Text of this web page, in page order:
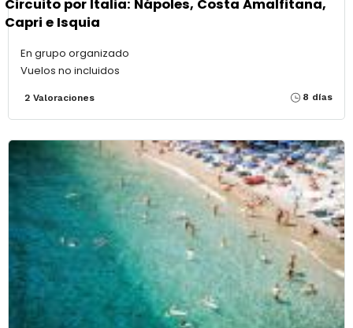
Circuito por Italia: Nápoles, Costa Amalfitana,
Capri e Isquia
En grupo organizado
Vuelos no incluidos
2 Valoraciones 8 días